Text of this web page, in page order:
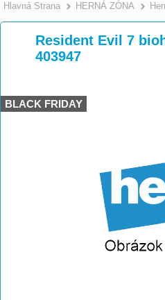
Hlavná Strana >
HERNÁ ZÓNA
Resident Evil 7
403947
BLACK FRIDAY